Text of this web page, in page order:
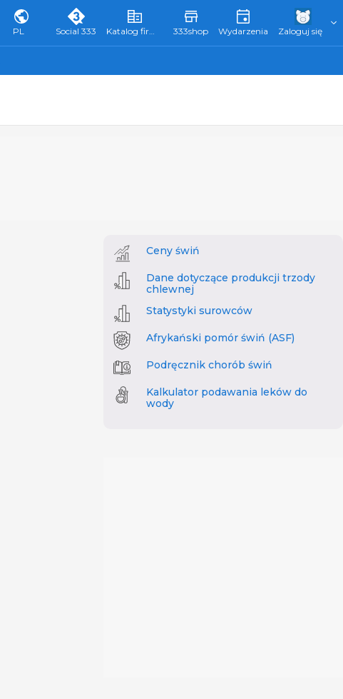
PL Social 333 Katalog firm 333 333shop Wydarzenia Zaloguj się
Ceny świń
Dane dotyczące produkcji trzody
chlewnej
Statystyki surowców
Afrykański pomór świń (ASF)
Podręcznik chorób świń
Kalkulator podawania leków do
wody